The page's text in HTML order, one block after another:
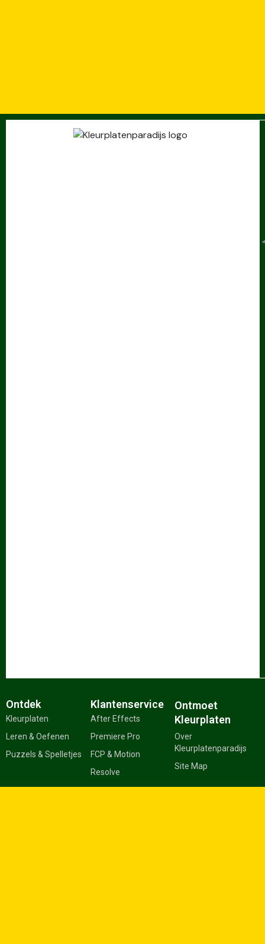
Ontdek
Kleurplaten
Leren & Oefenen
Puzzels & Spelletjes
Klantenservice
After Effects
Premiere Pro
FCP & Motion
Resolve
Ontmoet
Kleurplaten
Over
Kleurplatenparadijs
Site Map